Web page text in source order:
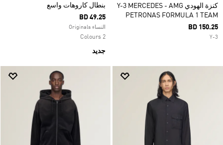
كنزة الهودي Y-3 MERCEDES - AMG
PETRONAS FORMULA 1 TEAM
BD 150.25
Y-3
بنطال كاروهات واسع
BD 49.25
النساء Originals
2 Colours
جديد